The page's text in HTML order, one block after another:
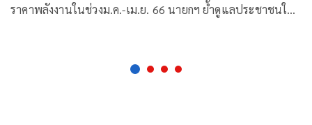
ราคาพลังงานในช่วงม.ค.-เม.ย. 66 นายกฯ ย้ำดูแลประชาชนให้